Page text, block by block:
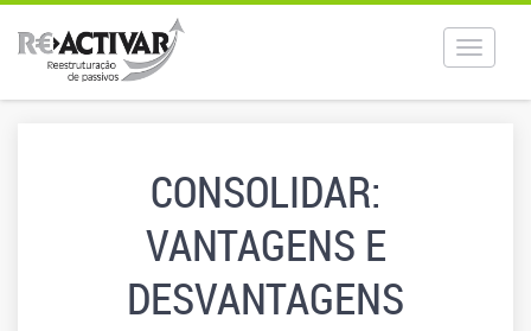
Toggle
CONSOLIDAR:
VANTAGENS E
DESVANTAGENS